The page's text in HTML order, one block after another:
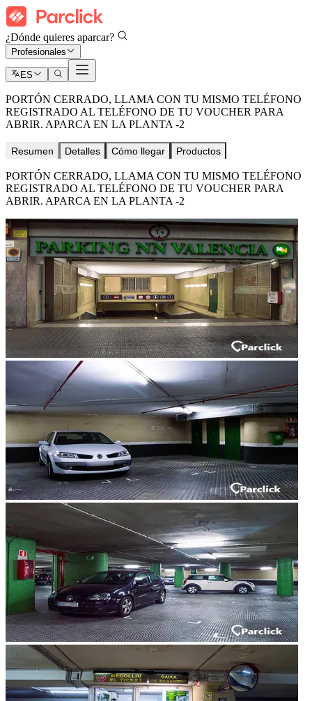
¿Dónde quieres aparcar?
Profesionales
ES
PORTÓN CERRADO, LLAMA CON TU MISMO TELÉFONO
REGISTRADO AL TELÉFONO DE TU VOUCHER PARA
ABRIR. APARCA EN LA PLANTA -2
Resumen Detalles Cómo llegar Productos
PORTÓN CERRADO, LLAMA CON TU MISMO TELÉFONO
REGISTRADO AL TELÉFONO DE TU VOUCHER PARA
ABRIR. APARCA EN LA PLANTA -2